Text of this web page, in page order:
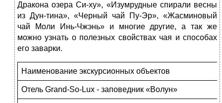
Дракона озера Си-ху», «Изумрудные спирали весны
из Дун-тина», «Черный чай Пу-Эр», «Жасминовый
чай Моли Инь-Чжэнь» и многие другие, а так же
можно узнать о полезных свойствах чая и способах
его заварки.
Наименование экскурсионных объектов
Отель Grand-So-Lux - заповедник «Волун»